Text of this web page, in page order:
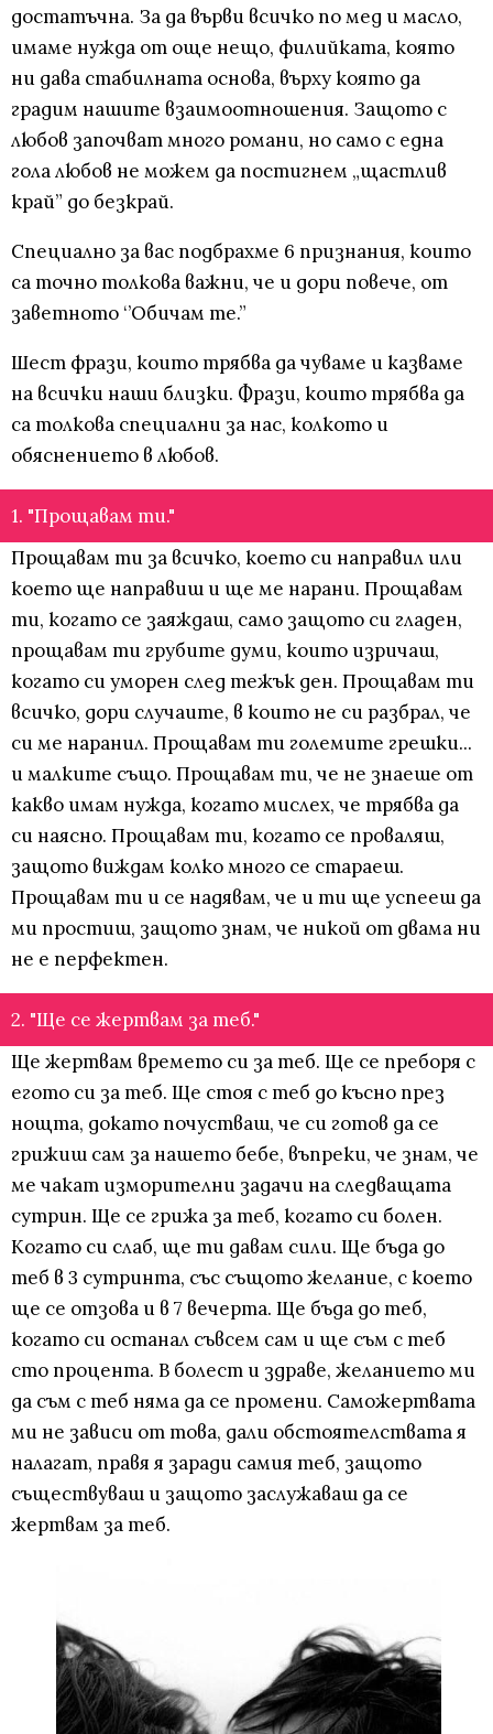
достатъчна. За да върви всичко по мед и масло,
имаме нужда от още нещо, филийката, която
ни дава стабилната основа, върху която да
градим нашите взаимоотношения. Защото с
любов започват много романи, но само с една
гола любов не можем да постигнем „щастлив
край” до безкрай.
Специално за вас подбрахме 6 признания, които
са точно толкова важни, че и дори повече, от
заветното ‘’Обичам те.”
Шест фрази, които трябва да чуваме и казваме
на всички наши близки. Фрази, които трябва да
са толкова специални за нас, колкото и
обяснението в любов.
1. "Прощавам ти."
Прощавам ти за всичко, което си направил или
което ще направиш и ще ме нарани. Прощавам
ти, когато се заяждаш, само защото си гладен,
прощавам ти грубите думи, които изричаш,
когато си уморен след тежък ден. Прощавам ти
всичко, дори случаите, в които не си разбрал, че
си ме наранил. Прощавам ти големите грешки...
и малките също. Прощавам ти, че не знаеше от
какво имам нужда, когато мислех, че трябва да
си наясно. Прощавам ти, когато се проваляш,
защото виждам колко много се стараеш.
Прощавам ти и се надявам, че и ти ще успееш да
ми простиш, защото знам, че никой от двама ни
не е перфектен.
2. "Ще се жертвам за теб."
Ще жертвам времето си за теб. Ще се преборя с
егото си за теб. Ще стоя с теб до късно през
нощта, докато почустваш, че си готов да се
грижиш сам за нашето бебе, въпреки, че знам, че
ме чакат изморителни задачи на следващата
сутрин. Ще се грижа за теб, когато си болен.
Когато си слаб, ще ти давам сили. Ще бъда до
теб в 3 сутринта, със същото желание, с което
ще се отзова и в 7 вечерта. Ще бъда до теб,
когато си останал съвсем сам и ще съм с теб
сто процента. В болест и здраве, желанието ми
да съм с теб няма да се промени. Саможертвата
ми не зависи от това, дали обстоятелствата я
налагат, правя я заради самия теб, защото
съществуваш и защото заслужаваш да се
жертвам за теб.